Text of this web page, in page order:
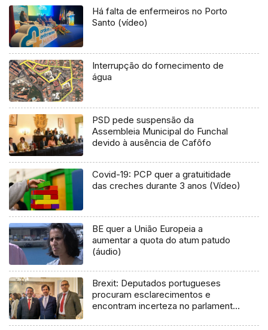
Há falta de enfermeiros no Porto
Santo (vídeo)
Interrupção do fornecimento de
água
PSD pede suspensão da
Assembleia Municipal do Funchal
devido à ausência de Cafôfo
Covid-19: PCP quer a gratuitidade
das creches durante 3 anos (Vídeo)
BE quer a União Europeia a
aumentar a quota do atum patudo
(áudio)
Brexit: Deputados portugueses
procuram esclarecimentos e
encontram incerteza no parlamento